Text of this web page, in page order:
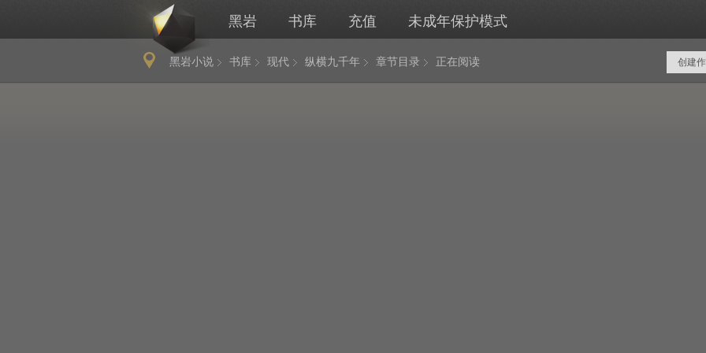
黑岩 书库 充值 未成年保护模式
黑岩小说 书库 现代 纵横九千年 章节目录 正在阅读 创建